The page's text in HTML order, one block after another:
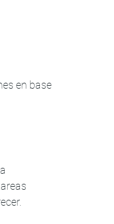
en base